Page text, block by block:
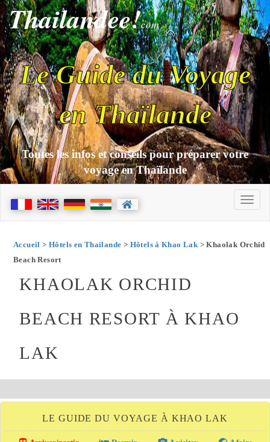
Thailandee!com
Le Guide du Voyage
en Thaïlande
Toutes les infos et conseils pour préparer votre
voyage en Thaïlande
Accueil > Hôtels en Thaïlande > Hôtels à Khao Lak > Khaolak Orchid
Beach Resort
KHAOLAK ORCHID
BEACH RESORT À KHAO
LAK
LE GUIDE DU VOYAGE À KHAO LAK